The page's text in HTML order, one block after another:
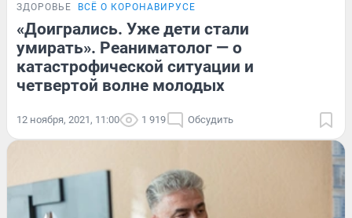
ЗДОРОВЬЕ ВСЁ О КОРОНАВИРУСЕ
«Доигрались. Уже дети стали
умирать». Реаниматолог — о
катастрофической ситуации и
четвертой волне молодых
12 ноября, 2021, 11:00 1 919 Обсудить